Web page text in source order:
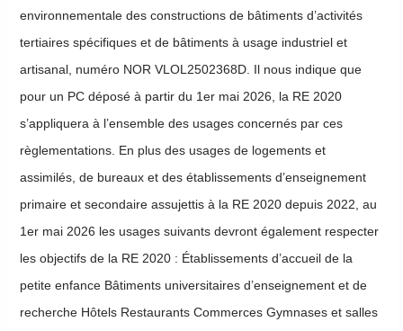
environnementale des constructions de bâtiments d’activités
tertiaires spécifiques et de bâtiments à usage industriel et
artisanal, numéro NOR VLOL2502368D. Il nous indique que
pour un PC déposé à partir du 1er mai 2026, la RE 2020
s’appliquera à l’ensemble des usages concernés par ces
règlementations. En plus des usages de logements et
assimilés, de bureaux et des établissements d’enseignement
primaire et secondaire assujettis à la RE 2020 depuis 2022, au
1er mai 2026 les usages suivants devront également respecter
les objectifs de la RE 2020 : Établissements d’accueil de la
petite enfance Bâtiments universitaires d’enseignement et de
recherche Hôtels Restaurants Commerces Gymnases et salles